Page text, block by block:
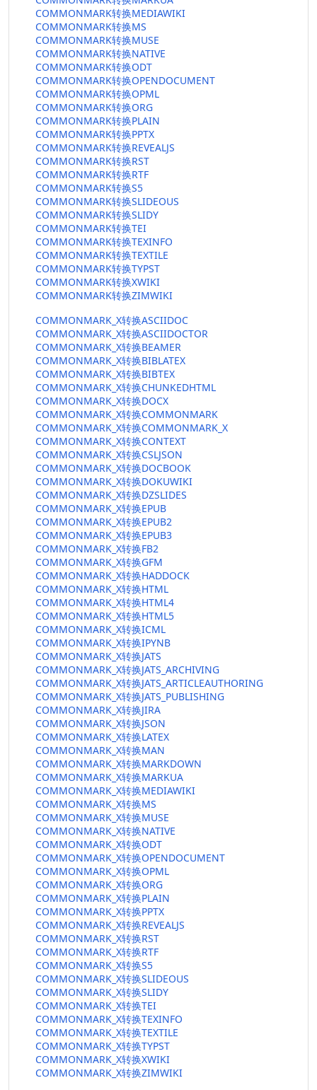
COMMONMARK转换MEDIAWIKI
COMMONMARK转换MS
COMMONMARK转换MUSE
COMMONMARK转换NATIVE
COMMONMARK转换ODT
COMMONMARK转换OPENDOCUMENT
COMMONMARK转换OPML
COMMONMARK转换ORG
COMMONMARK转换PLAIN
COMMONMARK转换PPTX
COMMONMARK转换REVEALJS
COMMONMARK转换RST
COMMONMARK转换RTF
COMMONMARK转换S5
COMMONMARK转换SLIDEOUS
COMMONMARK转换SLIDY
COMMONMARK转换TEI
COMMONMARK转换TEXINFO
COMMONMARK转换TEXTILE
COMMONMARK转换TYPST
COMMONMARK转换XWIKI
COMMONMARK转换ZIMWIKI
COMMONMARK_X转换ASCIIDOC
COMMONMARK_X转换ASCIIDOCTOR
COMMONMARK_X转换BEAMER
COMMONMARK_X转换BIBLATEX
COMMONMARK_X转换BIBTEX
COMMONMARK_X转换CHUNKEDHTML
COMMONMARK_X转换DOCX
COMMONMARK_X转换COMMONMARK
COMMONMARK_X转换COMMONMARK_X
COMMONMARK_X转换CONTEXT
COMMONMARK_X转换CSLJSON
COMMONMARK_X转换DOCBOOK
COMMONMARK_X转换DOKUWIKI
COMMONMARK_X转换DZSLIDES
COMMONMARK_X转换EPUB
COMMONMARK_X转换EPUB2
COMMONMARK_X转换EPUB3
COMMONMARK_X转换FB2
COMMONMARK_X转换GFM
COMMONMARK_X转换HADDOCK
COMMONMARK_X转换HTML
COMMONMARK_X转换HTML4
COMMONMARK_X转换HTML5
COMMONMARK_X转换ICML
COMMONMARK_X转换IPYNB
COMMONMARK_X转换JATS
COMMONMARK_X转换JATS_ARCHIVING
COMMONMARK_X转换JATS_ARTICLEAUTHORING
COMMONMARK_X转换JATS_PUBLISHING
COMMONMARK_X转换JIRA
COMMONMARK_X转换JSON
COMMONMARK_X转换LATEX
COMMONMARK_X转换MAN
COMMONMARK_X转换MARKDOWN
COMMONMARK_X转换MARKUA
COMMONMARK_X转换MEDIAWIKI
COMMONMARK_X转换MS
COMMONMARK_X转换MUSE
COMMONMARK_X转换NATIVE
COMMONMARK_X转换ODT
COMMONMARK_X转换OPENDOCUMENT
COMMONMARK_X转换OPML
COMMONMARK_X转换ORG
COMMONMARK_X转换PLAIN
COMMONMARK_X转换PPTX
COMMONMARK_X转换REVEALJS
COMMONMARK_X转换RST
COMMONMARK_X转换RTF
COMMONMARK_X转换S5
COMMONMARK_X转换SLIDEOUS
COMMONMARK_X转换SLIDY
COMMONMARK_X转换TEI
COMMONMARK_X转换TEXINFO
COMMONMARK_X转换TEXTILE
COMMONMARK_X转换TYPST
COMMONMARK_X转换XWIKI
COMMONMARK_X转换ZIMWIKI